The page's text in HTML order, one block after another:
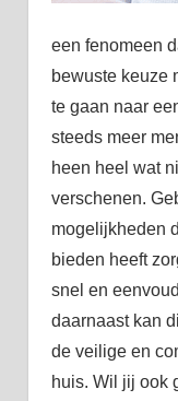
een fenomeen
bewuste keuze
te gaan naar
steeds meer
heen heel wat
verschenen.
mogelijkheden
bieden heeft
snel en
daarnaast kan
de veilige en
huis. Wil jij ook